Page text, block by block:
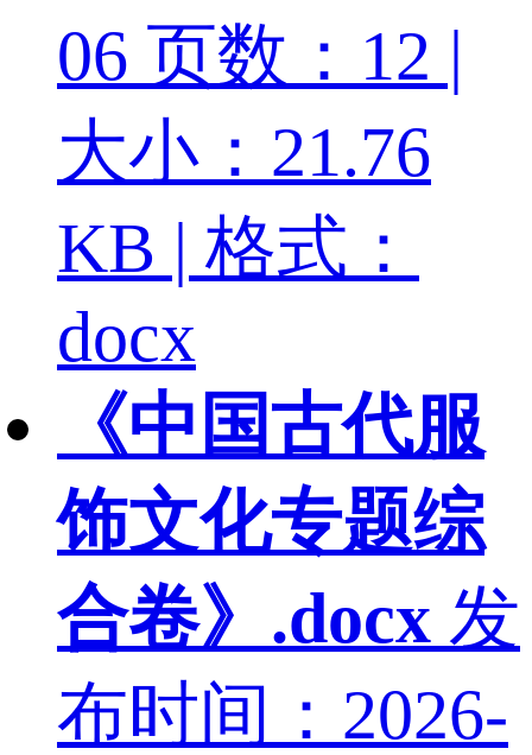
06 页数：12 |
大小：21.76
KB | 格式：
docx
《中国古代服
饰文化专题综
合卷》.docx 发
布时间：2026-